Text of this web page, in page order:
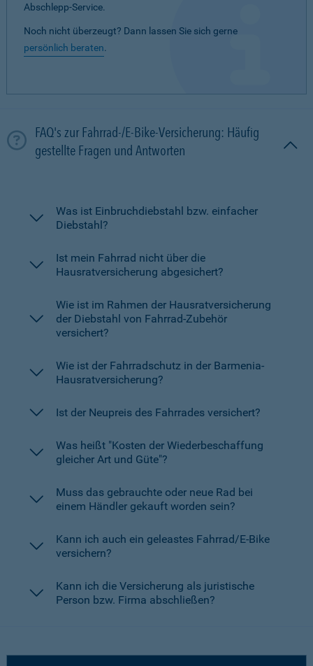
Abschlepp-Service.
Noch nicht überzeugt? Dann lassen Sie sich gerne
persönlich beraten.
FAQ's zur Fahrrad-/E-Bike-Versicherung: Häufig
gestellte Fragen und Antworten
Was ist Einbruchdiebstahl bzw. einfacher
Diebstahl?
Ist mein Fahrrad nicht über die
Hausratversicherung abgesichert?
Wie ist im Rahmen der Hausratversicherung
der Diebstahl von Fahrrad-Zubehör
versichert?
Wie ist der Fahrradschutz in der Barmenia-
Hausratversicherung?
Ist der Neupreis des Fahrrades versichert?
Was heißt "Kosten der Wiederbeschaffung
gleicher Art und Güte"?
Muss das gebrauchte oder neue Rad bei
einem Händler gekauft worden sein?
Kann ich auch ein geleastes Fahrrad/E-Bike
versichern?
Kann ich die Versicherung als juristische
Person bzw. Firma abschließen?